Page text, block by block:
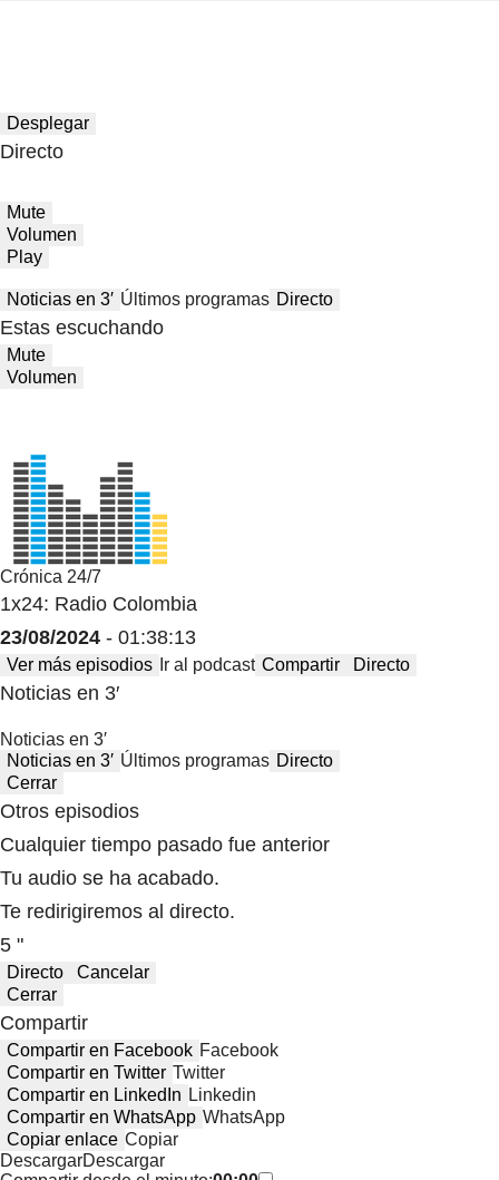
Desplegar
Directo
Mute
Volumen
Play
Noticias en 3′ Últimos programas Directo
Estas escuchando
Mute
Volumen
Crónica 24/7
1x24: Radio Colombia
23/08/2024 - 01:38:13
Ver más episodios Ir al podcast Compartir Directo
Noticias en 3′
Noticias en 3′
Noticias en 3′ Últimos programas Directo
Cerrar
Otros episodios
Cualquier tiempo pasado fue anterior
Tu audio se ha acabado.
Te redirigiremos al directo.
5 "
Directo
Cancelar
Cerrar
Compartir
Compartir en Facebook Facebook
Compartir en Twitter Twitter
Compartir en LinkedIn Linkedin
Compartir en WhatsApp WhatsApp
Copiar enlace Copiar
DescargarDescargar